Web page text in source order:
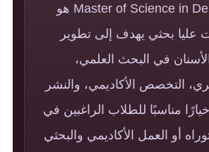
برنامج Master of Science in Dentistry هو
عليا بحثي يهدف إلى تطوير
في البحث العلمي،
التخصص الأكاديمي، والنشر
مناسبًا للطلاب الراغبين في
أو العمل الأكاديمي والبحثي